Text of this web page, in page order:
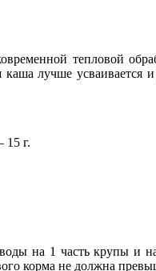
тепловой
каша лучше
15 г.
на 1 часть крупы и
корма не должна